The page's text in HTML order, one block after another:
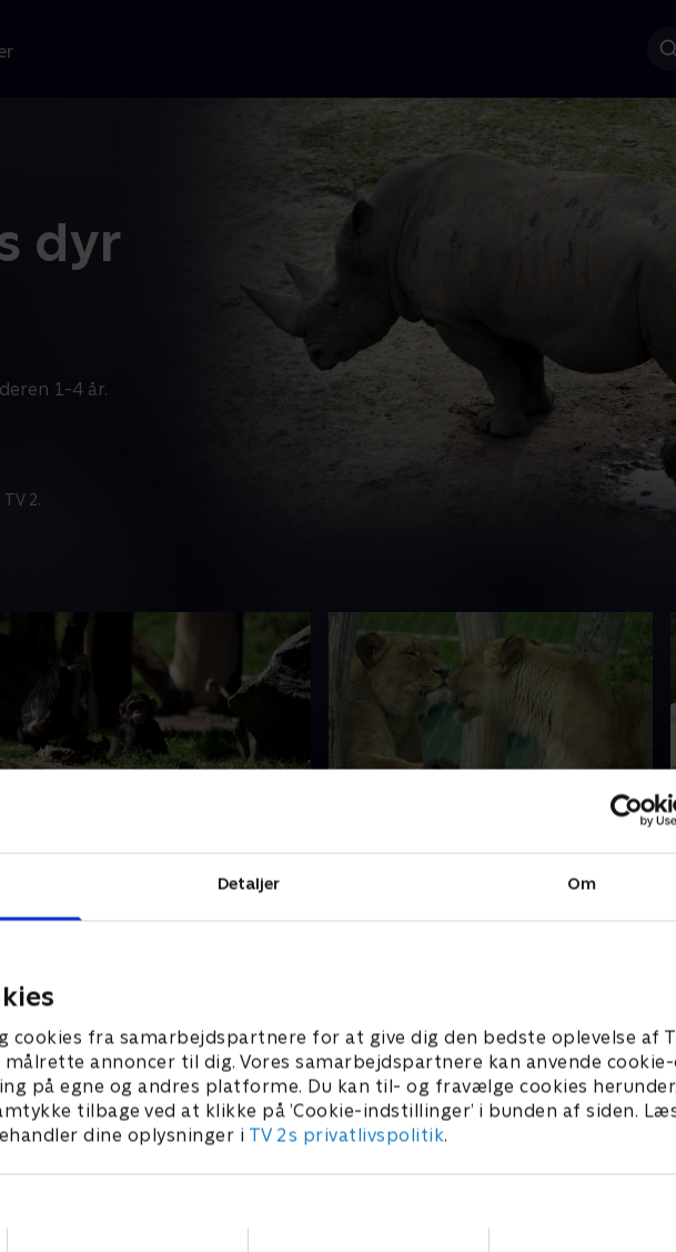
Detaljer Om
cookies fra samarbejdspartnere for at give dig den bedste oplevelse af
annoncer til dig. Vores samarbejdspartnere kan anvende
på egne og andres platforme. Du kan til- og fravælge cookies
tilbage ved at klikke på ’Cookie-indstillinger’ i bunden af siden.
dine oplysninger i TV 2s privatlivspolitik.
dyr
1-4 år.
2.
enkle, lærerige og underholdende.
er enkle, lærerige og underholdende.